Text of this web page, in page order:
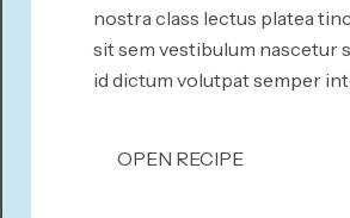
nostra class lectus platea
sit sem vestibulum nascetur
id dictum volutpat semper
OPEN RECIPE